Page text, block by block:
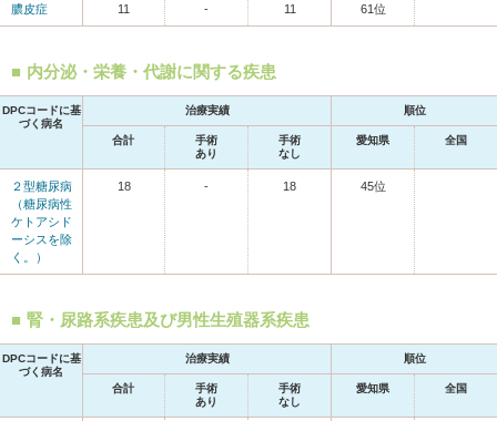
膿皮症 11 - 11 61位
内分泌・栄養・代謝に関する疾患
DPCコードに基
づく病名
治療実績 順位
合計
手術
あり
手術
なし
愛知県 全国
２型糖尿病
（糖尿病性
ケトアシド
ーシスを除
く。）
18 - 18 45位
腎・尿路系疾患及び男性生殖器系疾患
DPCコードに基
づく病名
治療実績 順位
合計
手術
あり
手術
なし
愛知県 全国